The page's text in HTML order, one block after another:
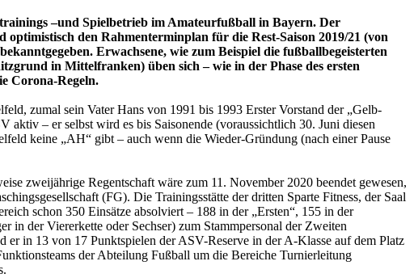
–und Spielbetrieb im Amateurfußball in Bayern. Der
den Rahmenterminplan für die Rest-Saison 2019/21 (von
Erwachsene, wie zum Beispiel die fußballbegeisterten
in Mittelfranken) üben sich – wie in der Phase des ersten
Corona-Regeln.
zumal sein Vater Hans von 1991 bis 1993 Erster Vorstand der „Gelb-
– er selbst wird es bis Saisonende (voraussichtlich 30. Juni diesen
keine „AH“ gibt – auch wenn die Wieder-Gründung (nach einer Pause
zweijährige Regentschaft wäre zum 11. November 2020 beendet gewesen,
(FG). Die Trainingsstätte der dritten Sparte Fitness, der Saal
schon 350 Einsätze absolviert – 188 in der „Ersten“, 155 in der
in der Viererkette oder Sechser) zum Stammpersonal der Zweiten
er in 13 von 17 Punktspielen der ASV-Reserve in der A-Klasse auf dem Platz
der Abteilung Fußball um die Bereiche Turnierleitung